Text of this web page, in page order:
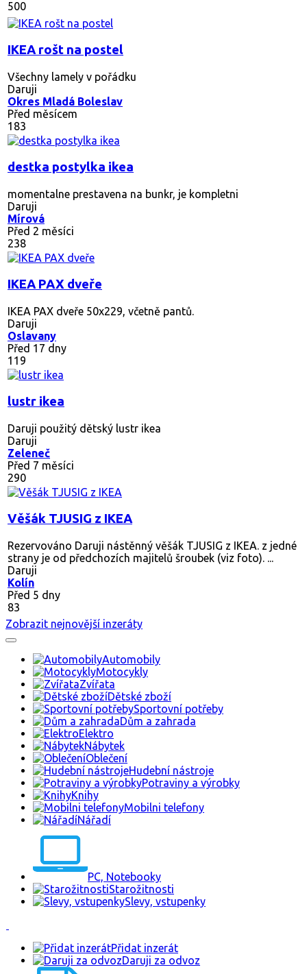
500
IKEA rošt na postel
Všechny lamely v pořádku
Daruji
Okres Mladá Boleslav
Před měsícem
183
destka postylka ikea
momentalne prestavena na bunkr, je kompletni
Daruji
Mírová
Před 2 měsíci
238
IKEA PAX dveře
IKEA PAX dveře 50x229, včetně pantů.
Daruji
Oslavany
Před 17 dny
119
lustr ikea
Daruji použitý dětský lustr ikea
Daruji
Zeleneč
Před 7 měsíci
290
Věšák TJUSIG z IKEA
Rezervováno Daruji nástěnný věšák TJUSIG z IKEA. z jedné
strany je od předchozích majitelů šroubek (viz foto). ...
Daruji
Kolín
Před 5 dny
83
Zobrazit nejnovější inzeráty
Automobily
Motocykly
Zvířata
Dětské zboží
Sportovní potřeby
Dům a zahrada
Elektro
Nábytek
Oblečení
Hudební nástroje
Potraviny a výrobky
Knihy
Mobilni telefony
Nářadí
PC, Notebooky
Starožitnosti
Slevy, vstupenky
Přidat inzerát
Daruji za odvoz